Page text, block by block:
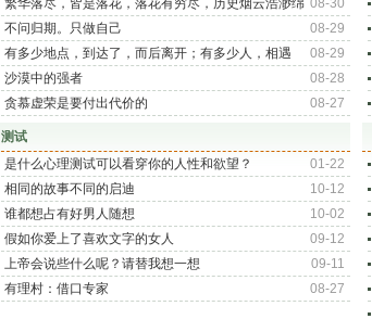
08-30
繁华落尽，皆是落花，落花有穷尽，历史烟云浩渺绵
延，荡不尽的千古盛衰
08-29
不问归期。只做自己
08-29
有多少地点，到达了，而后离开；有多少人，相遇
了，而后分别
08-28
沙漠中的强者
08-27
贪慕虚荣是要付出代价的
测试
01-22
是什么心理测试可以看穿你的人性和欲望？
10-12
相同的故事不同的启迪
10-02
谁都想占有好男人随想
09-12
假如你爱上了喜欢文字的女人
09-11
上帝会说些什么呢？请替我想一想
08-27
有理村：借口专家